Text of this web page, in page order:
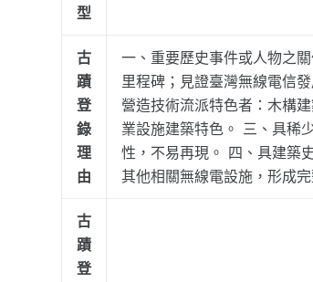
型
古
蹟
登
錄
理
由
一、重要歷史事件或人物之
里程碑；見證臺灣無線電信
營造技術流派特色者：木構
業設施建築特色。 三、具稀
性，不易再現。 四、具建築
其他相關無線電設施，形成
古
蹟
登